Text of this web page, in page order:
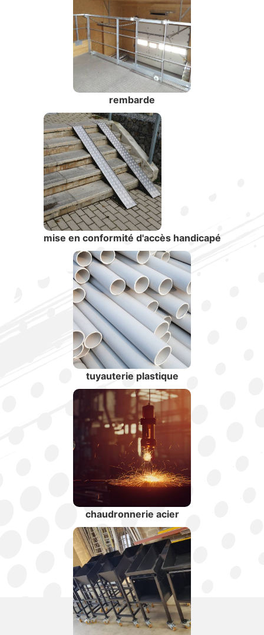
rembarde
mise en conformité d'accès handicapé
tuyauterie plastique
chaudronnerie acier